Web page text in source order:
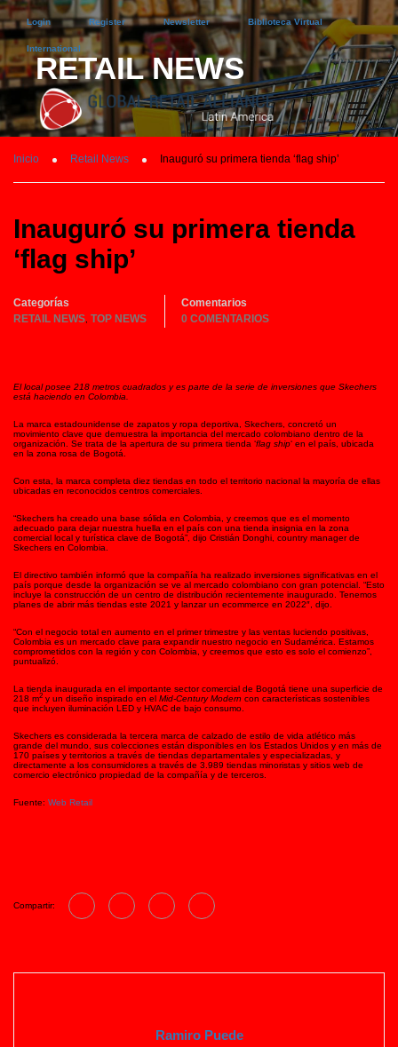
Login Register Newsletter Biblioteca Virtual
International
RETAIL NEWS
Inicio Retail News Inauguró su primera tienda ‘flag ship’
Inauguró su primera tienda
‘flag ship’
Categorías
RETAIL NEWS TOP NEWS
Comentarios
0 COMENTARIOS
El local posee 218 metros cuadrados y es parte de la serie de inversiones que Skechers
está haciendo en Colombia.
La marca estadounidense de zapatos y ropa deportiva, Skechers, concretó un
movimiento clave que demuestra la importancia del mercado colombiano dentro de la
organización. Se trata de la apertura de su primera tienda ‘flag ship‘ en el país, ubicada
en la zona rosa de Bogotá.
Con esta, la marca completa diez tiendas en todo el territorio nacional la mayoría de ellas
ubicadas en reconocidos centros comerciales.
“Skechers ha creado una base sólida en Colombia, y creemos que es el momento
adecuado para dejar nuestra huella en el país con una tienda insignia en la zona
comercial local y turística clave de Bogotá”, dijo Cristián Donghi, country manager de
Skechers en Colombia.
El directivo también informó que la compañía ha realizado inversiones significativas en el
país porque desde la organización se ve al mercado colombiano con gran potencial. “Esto
incluye la construcción de un centro de distribución recientemente inaugurado. Tenemos
planes de abrir más tiendas este 2021 y lanzar un ecommerce en 2022″, dijo.
“Con el negocio total en aumento en el primer trimestre y las ventas luciendo positivas,
Colombia es un mercado clave para expandir nuestro negocio en Sudamérica. Estamos
comprometidos con la región y con Colombia, y creemos que esto es solo el comienzo”,
puntualizó.
La tienda inaugurada en el importante sector comercial de Bogotá tiene una superficie de
218 m2 y un diseño inspirado en el Mid-Century Modern con características sostenibles
que incluyen iluminación LED y HVAC de bajo consumo.
Skechers es considerada la tercera marca de calzado de estilo de vida atlético más
grande del mundo, sus colecciones están disponibles en los Estados Unidos y en más de
170 países y territorios a través de tiendas departamentales y especializadas, y
directamente a los consumidores a través de 3.989 tiendas minoristas y sitios web de
comercio electrónico propiedad de la compañía y de terceros.
Fuente: Web Retail
Compartir:
Ramiro Puede